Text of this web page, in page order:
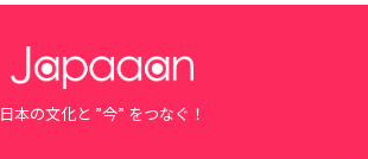
日本の文化と ”今” をつなぐ！